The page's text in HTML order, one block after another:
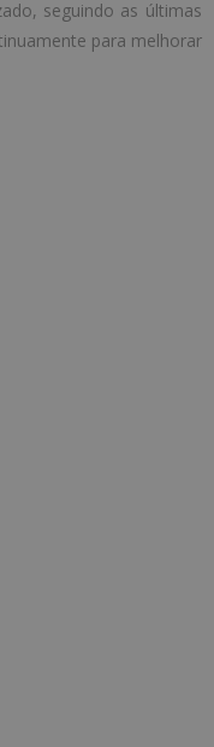
seguindo as últimas
para melhorar